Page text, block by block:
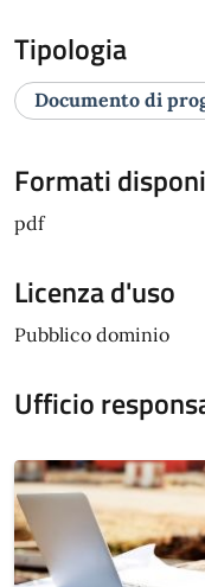
Tipologia
Documento di
Formati
pdf
Licenza d'uso
Pubblico dominio
Ufficio